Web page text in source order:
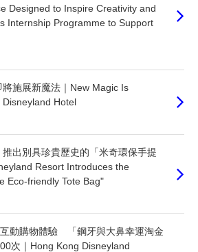
Designed to Inspire Creativity and
Internship Programme to Support
施展新魔法｜New Magic Is
Hotel
出別具珍貴歷史的「米奇環保手提
Resort Introduces the
Eco-friendly Tote Bag"
動購物體驗 「鋼牙與大鼻幸運淘金
次｜Hong Kong Disneyland